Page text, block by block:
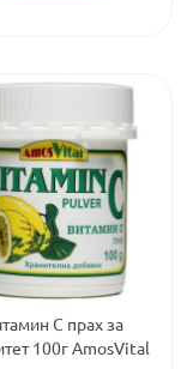
C прах за
100г AmosVital